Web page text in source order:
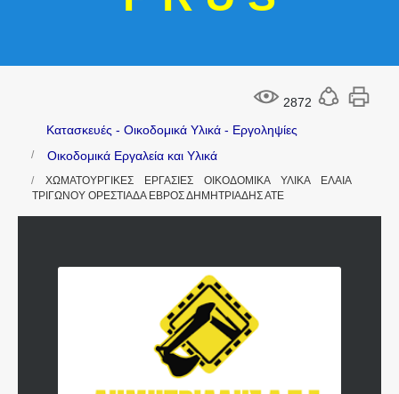
2872
Κατασκευές - Οικοδομικά Υλικά - Εργοληψίες
Οικοδομικά Εργαλεία και Υλικά
ΧΩΜΑΤΟΥΡΓΙΚΕΣ ΕΡΓΑΣΙΕΣ ΟΙΚΟΔΟΜΙΚΑ ΥΛΙΚΑ ΕΛΑΙΑ
ΤΡΙΓΩΝΟΥ ΟΡΕΣΤΙΑΔΑ ΕΒΡΟΣ ΔΗΜΗΤΡΙΑΔΗΣ ΑΤΕ